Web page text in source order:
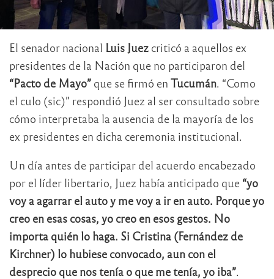
El senador nacional Luis Juez criticó a aquellos ex
presidentes de la Nación que no participaron del
“Pacto de Mayo” que se firmó en Tucumán. “Como
el culo (sic)” respondió Juez al ser consultado sobre
cómo interpretaba la ausencia de la mayoría de los
ex presidentes en dicha ceremonia institucional.
Un día antes de participar del acuerdo encabezado
por el líder libertario, Juez había anticipado que “yo
voy a agarrar el auto y me voy a ir en auto. Porque yo
creo en esas cosas, yo creo en esos gestos. No
importa quién lo haga. Si Cristina (Fernández de
Kirchner) lo hubiese convocado, aun con el
desprecio que nos tenía o que me tenía, yo iba”.